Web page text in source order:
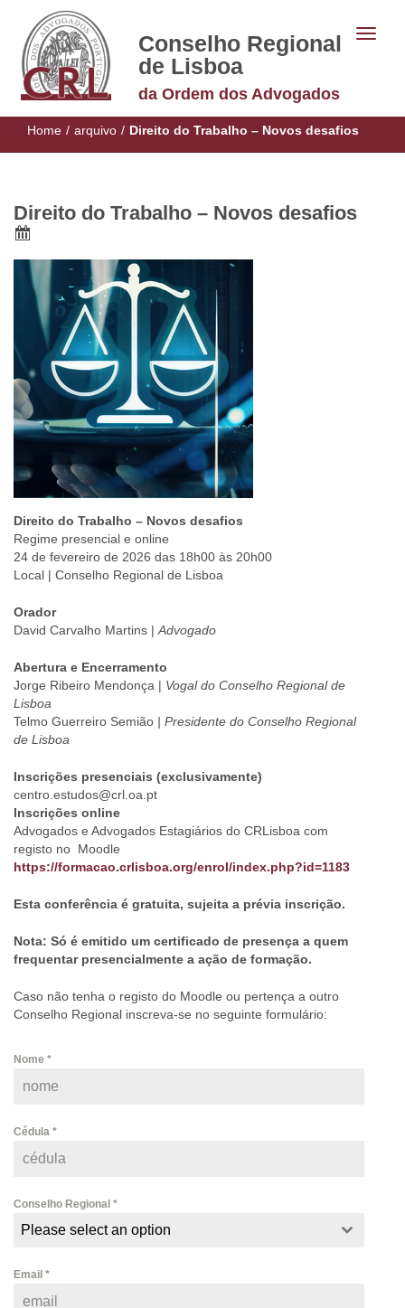
Conselho Regional
de Lisboa
da Ordem dos Advogados
Home / arquivo / Direito do Trabalho – Novos desafios
Direito do Trabalho – Novos desafios
Direito do Trabalho – Novos desafios
Regime presencial e online
24 de fevereiro de 2026 das 18h00 às 20h00
Local | Conselho Regional de Lisboa
Orador
David Carvalho Martins | Advogado
Abertura e Encerramento
Jorge Ribeiro Mendonça | Vogal do Conselho Regional de
Lisboa
Telmo Guerreiro Semião | Presidente do Conselho Regional
de Lisboa
Inscrições presenciais (exclusivamente)
centro.estudos@crl.oa.pt
Inscrições online
Advogados e Advogados Estagiários do CRLisboa com
registo no Moodle
https://formacao.crlisboa.org/enrol/index.php?id=1183
Esta conferência é gratuita, sujeita a prévia inscrição.
Nota: Só é emitido um certificado de presença a quem
frequentar presencialmente a ação de formação.
Caso não tenha o registo do Moodle ou pertença a outro
Conselho Regional inscreva-se no seguinte formulário:
Nome *
Cédula *
Conselho Regional *
Please select an option
Email *